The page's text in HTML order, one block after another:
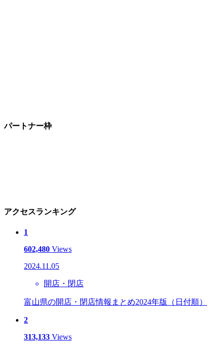
パートナー枠
アクセスランキング
1
602,480 Views
2024.11.05
開店・閉店
富山県の開店・閉店情報まとめ2024年版（日付順）
2
313,133 Views